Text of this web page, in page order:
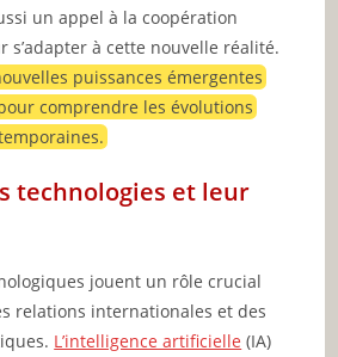
un appel à la coopération
s’adapter à cette nouvelle réalité.
puissances émergentes
comprendre les évolutions
technologies et leur
jouent un rôle crucial
relations internationales et des
L’intelligence artificielle (IA)